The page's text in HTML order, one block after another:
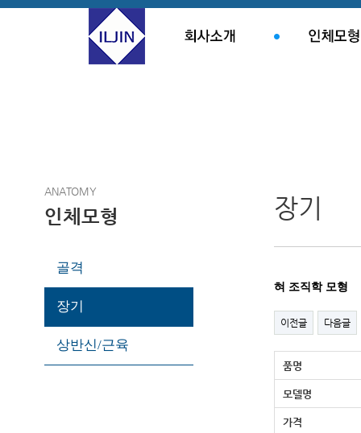
ANATOMY
인체모형
골격
장기
상반신/근육
장기
혀 조직학 모형
이전글 다음글
품명
모델명
가격